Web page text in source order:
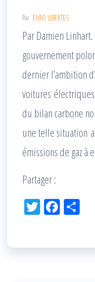
Par EURO LIBERTES
Par Damien
gouvernement
dernier l’ambition
voitures
du bilan carbone
une telle situation
émissions de gaz à
Partager :
Tw Fac
k r